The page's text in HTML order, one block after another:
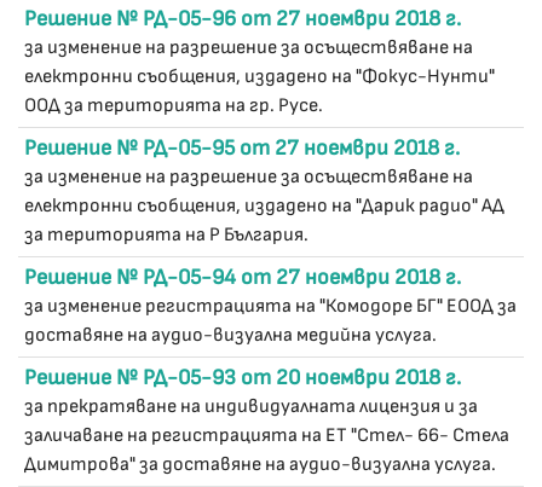
Решение № РД-05-96 от 27 ноември 2018 г.
за изменение на разрешение за осъществяване на
електронни съобщения, издадено на "Фокус-Нунти"
ООД за територията на гр. Русе.
Решение № РД-05-95 от 27 ноември 2018 г.
за изменение на разрешение за осъществяване на
електронни съобщения, издадено на "Дарик радио" АД
за територията на Р България.
Решение № РД-05-94 от 27 ноември 2018 г.
за изменение регистрацията на "Комодоре БГ" ЕООД за
доставяне на аудио-визуална медийна услуга.
Решение № РД-05-93 от 20 ноември 2018 г.
за прекратяване на индивидуалната лицензия и за
заличаване на регистрацията на ЕТ "Стел- 66- Стела
Димитрова" за доставяне на аудио-визуална услуга.